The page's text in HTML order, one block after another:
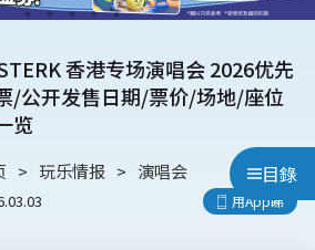
目錄
香港专场演唱会 2026优先
/公开发售日期/票价/场地/座位
览
玩乐情报 演唱会
用App睇